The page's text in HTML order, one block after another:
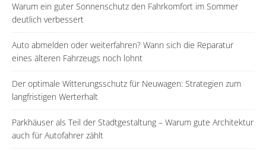
Warum ein guter Sonnenschutz den Fahrkomfort im Sommer
deutlich verbessert
Auto abmelden oder weiterfahren? Wann sich die Reparatur
eines älteren Fahrzeugs noch lohnt
Der optimale Witterungsschutz für Neuwagen: Strategien zum
langfristigen Werterhalt
Parkhäuser als Teil der Stadtgestaltung – Warum gute Architektur
auch für Autofahrer zählt